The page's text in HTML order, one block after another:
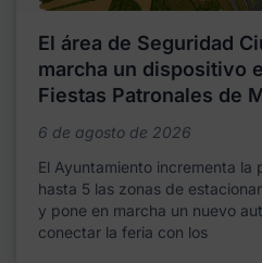
El área de Seguridad
marcha un dispositivo
Fiestas Patronales de
6 de agosto de 2026
El Ayuntamiento incrementa la
hasta 5 las zonas de
y pone en marcha un nuevo
conectar la feria con los